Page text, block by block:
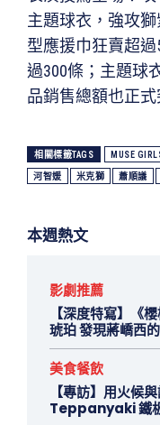
主題球衣，強攻
型應援巾狂賣超
過300條；主題球
品銷售總額也正式
相關標籤TAGS MUSE
河智媛 米克獅 蕭順議
本週熱文
影劇推薦
【深度特寫】《
琥珀 發現蔣嶠西
美食餐飲
【專訪】用火候
Teppanyaki 鐵